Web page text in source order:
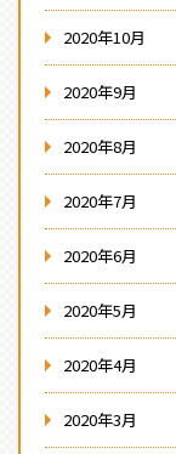
2020年10月
2020年9月
2020年8月
2020年7月
2020年6月
2020年5月
2020年4月
2020年3月